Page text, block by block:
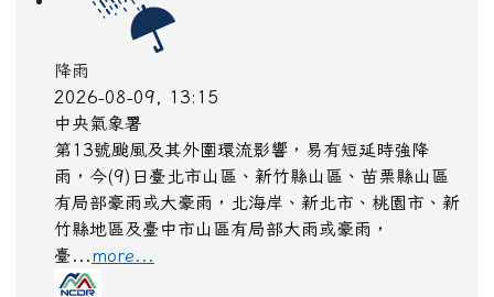
中央氣象署
第13號颱風及其外圍環流影響，易有短延時強降
雨，今(9)日臺北市山區、新竹縣山區、苗栗縣山區
有局部豪雨或大豪雨，北海岸、新北市、桃園市、新
竹縣地區及臺中市山區有局部大雨或豪雨，
臺...more...